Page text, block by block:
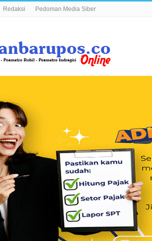
Redaksi Pedoman Media Siber